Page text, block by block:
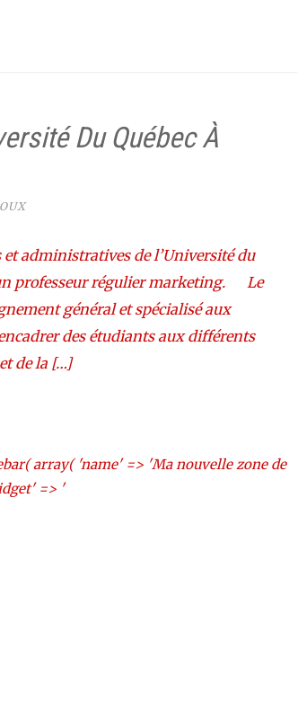
Du Québec À
administratives de l’Université du
professeur régulier marketing. Le
général et spécialisé aux
des étudiants aux différents
de la […]
array( 'name' => 'Ma nouvelle zone de
=> '